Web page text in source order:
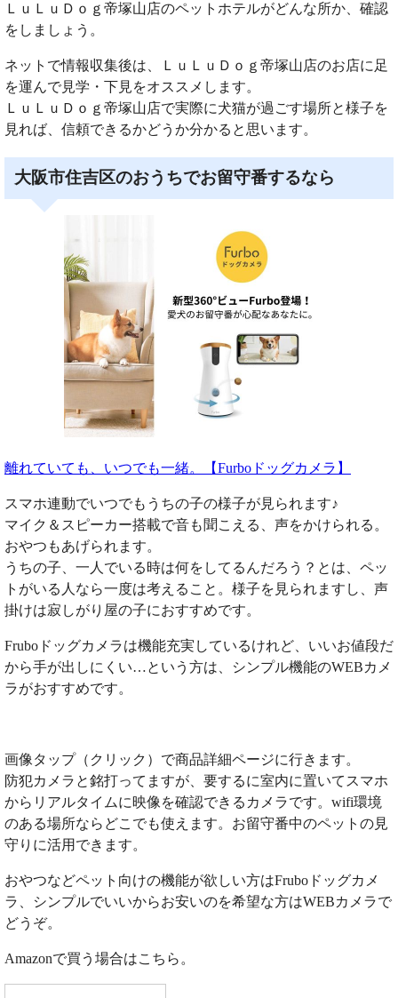
ＬｕＬｕＤｏｇ帝塚山店のペットホテルがどんな所か、確認
をしましょう。
ネットで情報収集後は、ＬｕＬｕＤｏｇ帝塚山店のお店に足
を運んで見学・下見をオススメします。
ＬｕＬｕＤｏｇ帝塚山店で実際に犬猫が過ごす場所と様子を
見れば、信頼できるかどうか分かると思います。
大阪市住吉区のおうちでお留守番するなら
離れていても、いつでも一緒。【Furboドッグカメラ】
スマホ連動でいつでもうちの子の様子が見られます♪
マイク＆スピーカー搭載で音も聞こえる、声をかけられる。
おやつもあげられます。
うちの子、一人でいる時は何をしてるんだろう？とは、ペッ
トがいる人なら一度は考えること。様子を見られますし、声
掛けは寂しがり屋の子におすすめです。
Fruboドッグカメラは機能充実しているけれど、いいお値段だ
から手が出しにくい…という方は、シンプル機能のWEBカメ
ラがおすすめです。
画像タップ（クリック）で商品詳細ページに行きます。
防犯カメラと銘打ってますが、要するに室内に置いてスマホ
からリアルタイムに映像を確認できるカメラです。wifi環境
のある場所ならどこでも使えます。お留守番中のペットの見
守りに活用できます。
おやつなどペット向けの機能が欲しい方はFruboドッグカメ
ラ、シンプルでいいからお安いのを希望な方はWEBカメラで
どうぞ。
Amazonで買う場合はこちら。